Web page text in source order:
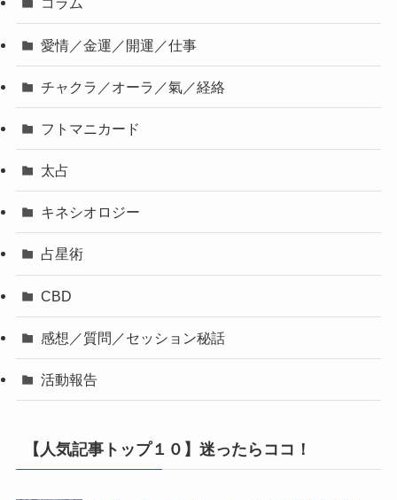
愛情／金運／開運／仕事
チャクラ／オーラ／氣／経絡
フトマニカード
太占
キネシオロジー
占星術
CBD
感想／質問／セッション秘話
活動報告
【人気記事トップ１０】迷ったらココ！